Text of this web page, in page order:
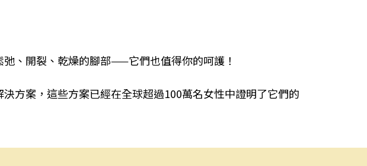
、開裂、乾燥的腳部——它們也值得你的呵護！
方案，這些方案已經在全球超過100萬名女性中證明了它們的